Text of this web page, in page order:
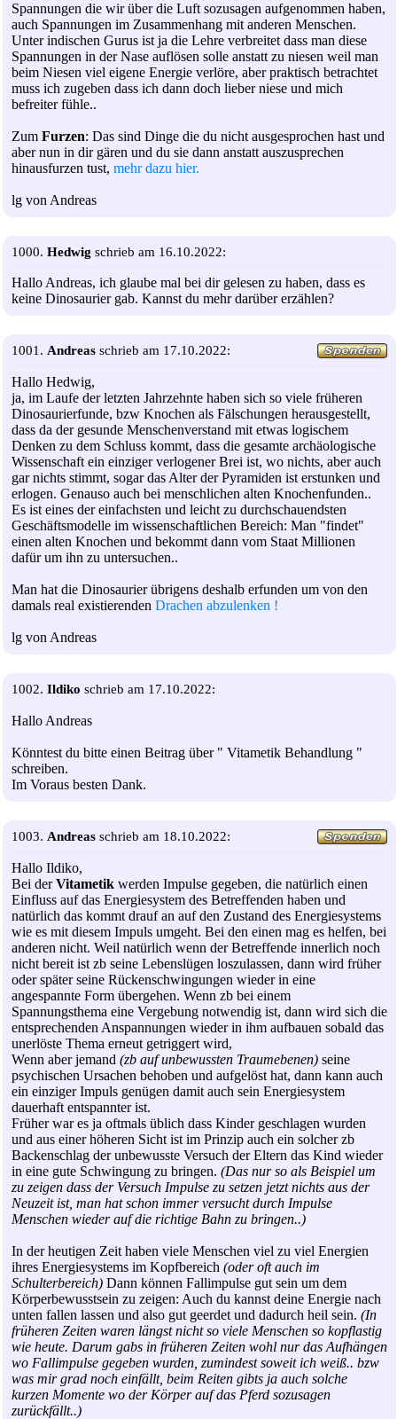
Spannungen die wir über die Luft sozusagen aufgenommen haben,
auch Spannungen im Zusammenhang mit anderen Menschen.
Unter indischen Gurus ist ja die Lehre verbreitet dass man diese
Spannungen in der Nase auflösen solle anstatt zu niesen weil man
beim Niesen viel eigene Energie verlöre, aber praktisch betrachtet
muss ich zugeben dass ich dann doch lieber niese und mich
befreiter fühle..
Zum Furzen: Das sind Dinge die du nicht ausgesprochen hast und
aber nun in dir gären und du sie dann anstatt auszusprechen
hinausfurzen tust, mehr dazu hier.
lg von Andreas
1000. Hedwig schrieb am 16.10.2022:
Hallo Andreas, ich glaube mal bei dir gelesen zu haben, dass es
keine Dinosaurier gab. Kannst du mehr darüber erzählen?
1001. Andreas schrieb am 17.10.2022:
Hallo Hedwig,
ja, im Laufe der letzten Jahrzehnte haben sich so viele früheren
Dinosaurierfunde, bzw Knochen als Fälschungen herausgestellt,
dass da der gesunde Menschenverstand mit etwas logischem
Denken zu dem Schluss kommt, dass die gesamte archäologische
Wissenschaft ein einziger verlogener Brei ist, wo nichts, aber auch
gar nichts stimmt, sogar das Alter der Pyramiden ist erstunken und
erlogen. Genauso auch bei menschlichen alten Knochenfunden..
Es ist eines der einfachsten und leicht zu durchschauendsten
Geschäftsmodelle im wissenschaftlichen Bereich: Man "findet"
einen alten Knochen und bekommt dann vom Staat Millionen
dafür um ihn zu untersuchen..
Man hat die Dinosaurier übrigens deshalb erfunden um von den
damals real existierenden Drachen abzulenken !
lg von Andreas
1002. Ildiko schrieb am 17.10.2022:
Hallo Andreas
Könntest du bitte einen Beitrag über " Vitametik Behandlung "
schreiben.
Im Voraus besten Dank.
1003. Andreas schrieb am 18.10.2022:
Hallo Ildiko,
Bei derVitametik werden Impulse gegeben, die natürlich einen
Einfluss auf das Energiesystem des Betreffenden haben und
natürlich das kommt drauf an auf den Zustand des Energiesystems
wie es mit diesem Impuls umgeht. Bei den einen mag es helfen, bei
anderen nicht. Weil natürlich wenn der Betreffende innerlich noch
nicht bereit ist zb seine Lebenslügen loszulassen, dann wird früher
oder später seine Rückenschwingungen wieder in eine
angespannte Form übergehen. Wenn zb bei einem
Spannungsthema eine Vergebung notwendig ist, dann wird sich die
entsprechenden Anspannungen wieder in ihm aufbauen sobald das
unerlöste Thema erneut getriggert wird,
Wenn aber jemand (zb auf unbewussten Traumebenen) seine
psychischen Ursachen behoben und aufgelöst hat, dann kann auch
ein einziger Impuls genügen damit auch sein Energiesystem
dauerhaft entspannter ist.
Früher war es ja oftmals üblich dass Kinder geschlagen wurden
und aus einer höheren Sicht ist im Prinzip auch ein solcher zb
Backenschlag der unbewusste Versuch der Eltern das Kind wieder
in eine gute Schwingung zu bringen. (Das nur so als Beispiel um
zu zeigen dass der Versuch Impulse zu setzen jetzt nichts aus der
Neuzeit ist, man hat schon immer versucht durch Impulse
Menschen wieder auf die richtige Bahn zu bringen..)
In der heutigen Zeit haben viele Menschen viel zu viel Energien
ihres Energiesystems im Kopfbereich (oder oft auch im
Schulterbereich) Dann können Fallimpulse gut sein um dem
Körperbewusstsein zu zeigen: Auch du kannst deine Energie nach
unten fallen lassen und also gut geerdet und dadurch heil sein. (In
früheren Zeiten waren längst nicht so viele Menschen so kopflastig
wie heute. Darum gabs in früheren Zeiten wohl nur das Aufhängen
wo Fallimpulse gegeben wurden, zumindest soweit ich weiß.. bzw
was mir grad noch einfällt, beim Reiten gibts ja auch solche
kurzen Momente wo der Körper auf das Pferd sozusagen
zurückfällt..)